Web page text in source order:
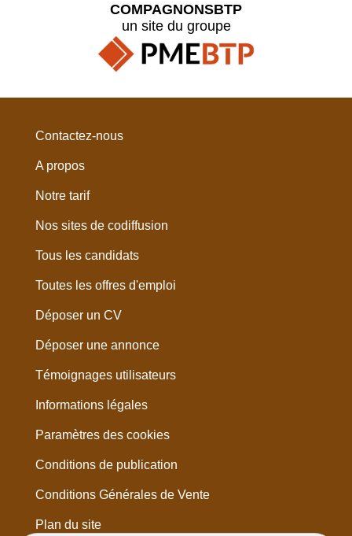
COMPAGNONSBTP
un site du groupe
Contactez-nous
A propos
Notre tarif
Nos sites de codiffusion
Tous les candidats
Toutes les offres d'emploi
Déposer un CV
Déposer une annonce
Témoignages utilisateurs
Informations légales
Paramètres des cookies
Conditions de publication
Conditions Générales de Vente
Plan du site